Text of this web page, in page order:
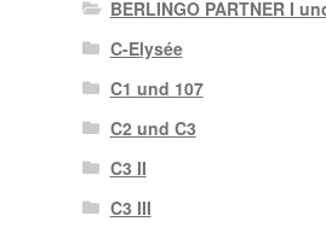
BERLINGO PARTNER I
C-Elysée
C1 und 107
C2 und C3
C3 II
C3 III